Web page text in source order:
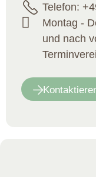
Telefon:
Montag -
und nach